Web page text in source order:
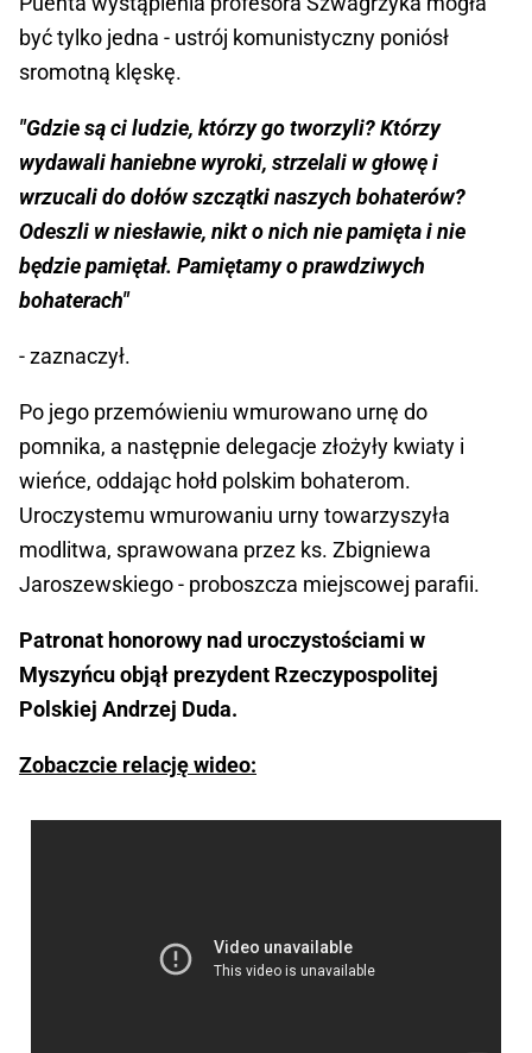
być tylko jedna - ustrój komunistyczny poniósł
sromotną klęskę.
"Gdzie są ci ludzie, którzy go tworzyli? Którzy
wydawali haniebne wyroki, strzelali w głowę i
wrzucali do dołów szczątki naszych bohaterów?
Odeszli w niesławie, nikt o nich nie pamięta i nie
będzie pamiętał. Pamiętamy o prawdziwych
bohaterach"
- zaznaczył.
Po jego przemówieniu wmurowano urnę do
pomnika, a następnie delegacje złożyły kwiaty i
wieńce, oddając hołd polskim bohaterom.
Uroczystemu wmurowaniu urny towarzyszyła
modlitwa, sprawowana przez ks. Zbigniewa
Jaroszewskiego - proboszcza miejscowej parafii.
Patronat honorowy nad uroczystościami w
Myszyńcu objął prezydent Rzeczypospolitej
Polskiej Andrzej Duda.
Zobaczcie relację wideo: